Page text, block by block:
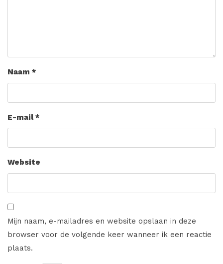
Naam *
E-mail*
Website
Mijn naam, e-mailadres en website opslaan in deze
browser voor de volgende keer wanneer ik een reactie
plaats.